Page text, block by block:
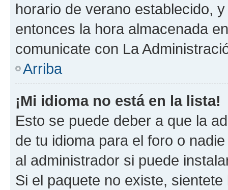
horario de verano establecido,
entonces la hora almacenada
comunicate con La
Arriba
¡Mi idioma no está en la lista!
Esto se puede deber a que la
de tu idioma para el foro o
al administrador si puede
Si el paquete no existe,